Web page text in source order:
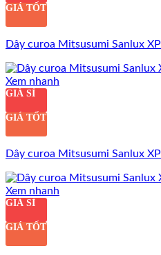
GIÁ TỐT
Dây curoa Mitsusumi Sanlux
Xem nhanh
GIÁ SỈ
GIÁ TỐT
Dây curoa Mitsusumi Sanlux
Xem nhanh
GIÁ SỈ
GIÁ TỐT